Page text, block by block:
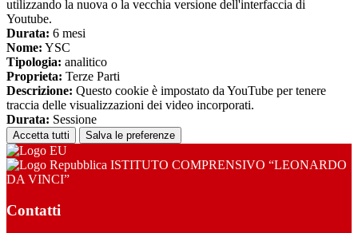
utilizzando la nuova o la vecchia versione dell'interfaccia di
Youtube.
Durata: 6 mesi
Nome: YSC
Tipologia: analitico
Proprieta: Terze Parti
Descrizione: Questo cookie è impostato da YouTube per tenere
traccia delle visualizzazioni dei video incorporati.
Durata: Sessione
Accetta tutti Salva le preferenze
ISTITUTO COMPRENSIVO “LEONARDO
DA VINCI”
Contatti